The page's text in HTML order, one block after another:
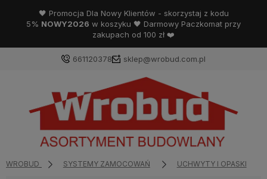
🖤 Promocja Dla Nowy Klientów - skorzystaj z kodu
5% NOWY2026 w koszyku 🖤 Darmowy Paczkomat przy
zakupach od 100 zł ❤️
661120378 sklep@wrobud.com.pl
WROBUD SYSTEMY ZAMOCOWAŃ UCHWYTY I OPASKI